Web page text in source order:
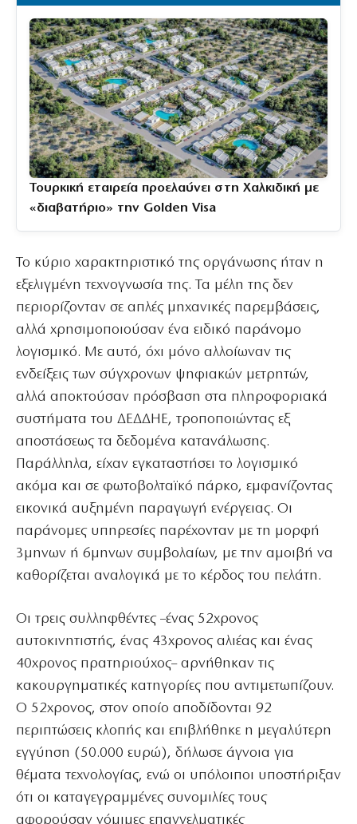
Τουρκική εταιρεία προελαύνει στη Χαλκιδική με
«διαβατήριο» την Golden Visa
Το κύριο χαρακτηριστικό της οργάνωσης ήταν η
εξελιγμένη τεχνογνωσία της. Τα μέλη της δεν
περιορίζονταν σε απλές μηχανικές παρεμβάσεις,
αλλά χρησιμοποιούσαν ένα ειδικό παράνομο
λογισμικό. Με αυτό, όχι μόνο αλλοίωναν τις
ενδείξεις των σύγχρονων ψηφιακών μετρητών,
αλλά αποκτούσαν πρόσβαση στα πληροφοριακά
συστήματα του ΔΕΔΔΗΕ, τροποποιώντας εξ
αποστάσεως τα δεδομένα κατανάλωσης.
Παράλληλα, είχαν εγκαταστήσει το λογισμικό
ακόμα και σε φωτοβολταϊκό πάρκο, εμφανίζοντας
εικονικά αυξημένη παραγωγή ενέργειας. Οι
παράνομες υπηρεσίες παρέχονταν με τη μορφή
3μηνων ή 6μηνων συμβολαίων, με την αμοιβή να
καθορίζεται αναλογικά με το κέρδος του πελάτη.
Οι τρεις συλληφθέντες –ένας 52χρονος
αυτοκινητιστής, ένας 43χρονος αλιέας και ένας
40χρονος πρατηριούχος– αρνήθηκαν τις
κακουργηματικές κατηγορίες που αντιμετωπίζουν.
Ο 52χρονος, στον οποίο αποδίδονται 92
περιπτώσεις κλοπής και επιβλήθηκε η μεγαλύτερη
εγγύηση (50.000 ευρώ), δήλωσε άγνοια για
θέματα τεχνολογίας, ενώ οι υπόλοιποι υποστήριξαν
ότι οι καταγεγραμμένες συνομιλίες τους
αφορούσαν νόμιμες επαγγελματικές